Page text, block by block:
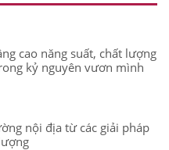
cao năng suất, chất lượng
kỷ nguyên vươn mình
nội địa từ các giải pháp